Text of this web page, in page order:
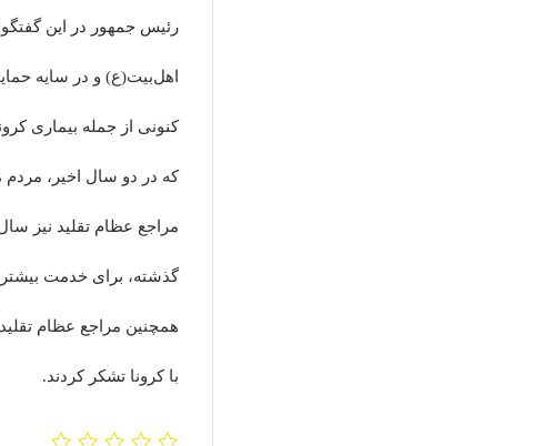
رئیس جمهور در این
اهل‌بیت(ع) و در سایه
کنونی از جمله بیماری
که در دو سال اخیر،
مراجع عظام تقلید نیز
گذشته، برای خدمت
همچنین مراجع عظام
با کرونا تشکر کردند.